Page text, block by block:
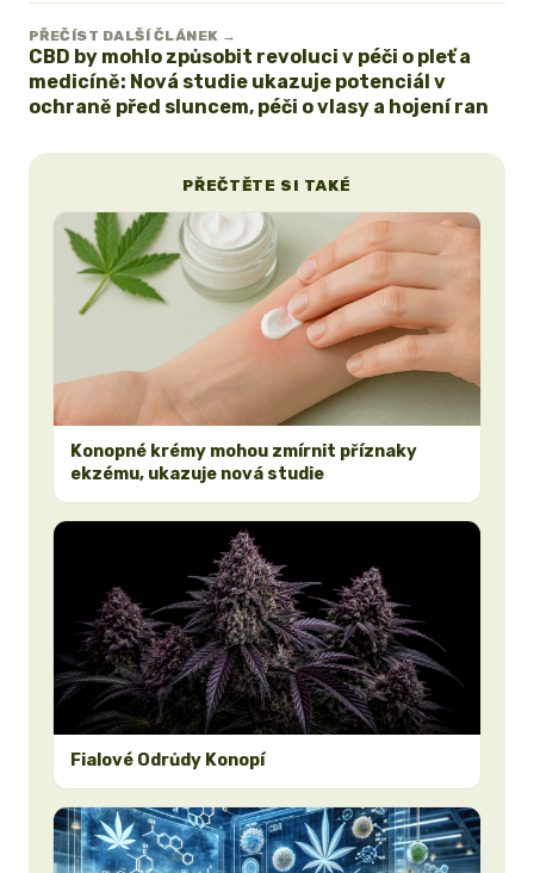
PŘEČÍST DALŠÍ ČLÁNEK →
CBD by mohlo způsobit revoluci v péči o pleť a
medicíně: Nová studie ukazuje potenciál v
ochraně před sluncem, péči o vlasy a hojení ran
PŘEČTĚTE SI TAKÉ
Konopné krémy mohou zmírnit příznaky
ekzému, ukazuje nová studie
Fialové Odrůdy Konopí